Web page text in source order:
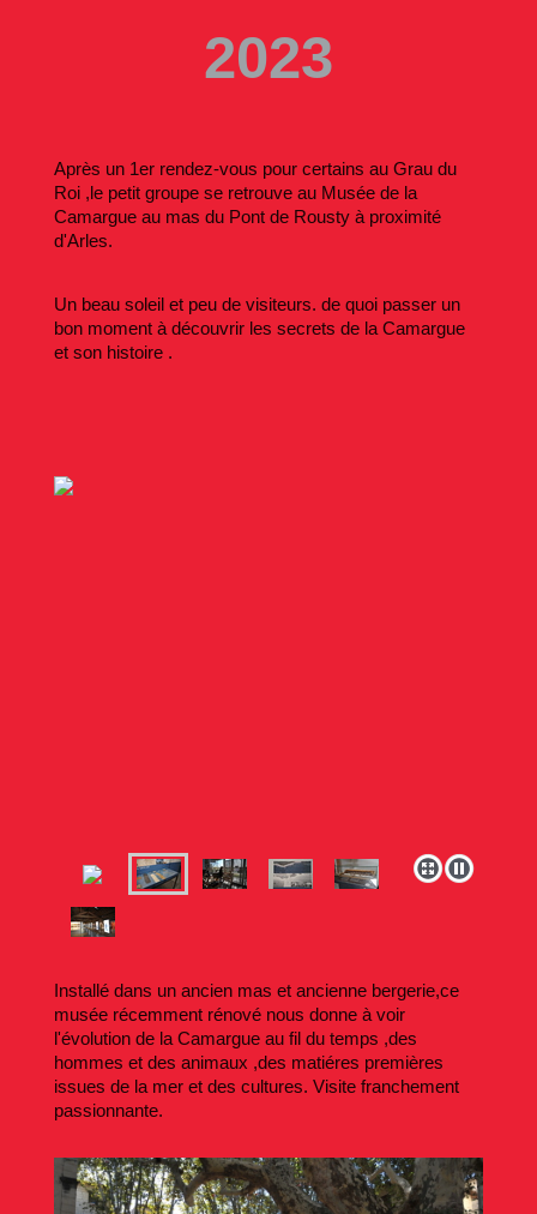
2023
Après un 1er rendez-vous pour certains au Grau du
Roi ,le petit groupe se retrouve au Musée de la
Camargue au mas du Pont de Rousty à proximité
d'Arles.
Un beau soleil et peu de visiteurs. de quoi passer un
bon moment à découvrir les secrets de la Camargue
et son histoire .
Installé dans un ancien mas et ancienne bergerie,ce
musée récemment rénové nous donne à voir
l'évolution de la Camargue au fil du temps ,des
hommes et des animaux ,des matiéres premières
issues de la mer et des cultures. Visite franchement
passionnante.